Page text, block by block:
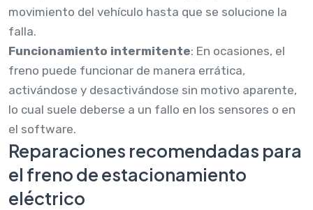
movimiento del vehículo hasta que se solucione la
falla.
Funcionamiento intermitente: En ocasiones, el
freno puede funcionar de manera errática,
activándose y desactivándose sin motivo aparente,
lo cual suele deberse a un fallo en los sensores o en
el software.
Reparaciones recomendadas para
el freno de estacionamiento
eléctrico